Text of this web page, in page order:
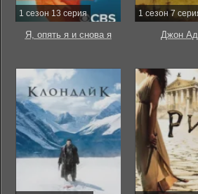
1 сезон 13 серия
Я, опять я и снова я
1 сезон 7
Джон